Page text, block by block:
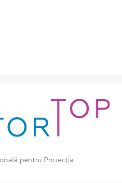
pentru Protecția